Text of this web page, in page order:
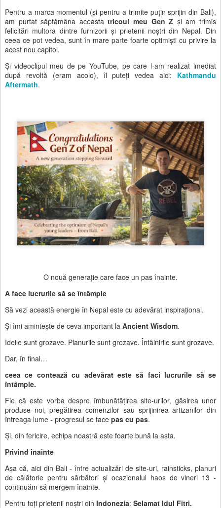
Pentru a marca momentul (și pentru a trimite puțin sprijin din Bali),
am purtat săptămâna aceasta tricoul meu Gen Z și am trimis
felicitări multora dintre furnizorii și prietenii noștri din Nepal. Din
ceea ce pot vedea, sunt în mare parte foarte optimiști cu privire la
acest nou capitol.
Și videoclipul meu de pe YouTube, pe care l-am realizat imediat
după revoltă (eram acolo), îl puteți vedea aici: Kathmandu
Aftermath.
O nouă generație care face un pas înainte.
A face lucrurile să se întâmple
Să vezi această energie în Nepal este cu adevărat inspirațional.
Și îmi amintește de ceva important la Ancient Wisdom.
Ideile sunt grozave. Planurile sunt grozave. Întâlnirile sunt grozave.
Dar, în final…
ceea ce contează cu adevărat este să faci lucrurile să se
întâmple.
Fie că este vorba despre îmbunătățirea site-urilor, găsirea unor
produse noi, pregătirea comenzilor sau sprijinirea artizanilor din
întreaga lume - progresul se face pas cu pas.
Și, din fericire, echipa noastră este foarte bună la asta.
Privind înainte
Așa că, aici din Bali - între actualizări de site-uri, rainsticks, planuri
de călătorie pentru sărbători și ocazionalul haos devineri 13 -
continuăm să mergem înainte.
Pentru toți prietenii noștri din Indonezia: Selamat Idul Fitri.